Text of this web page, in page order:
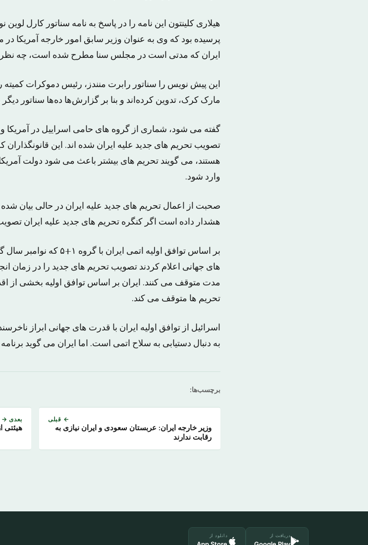
هیلاری کلینتون این نامه را در پاسخ به نامه سناتور کارل
پرسیده بود که وی به عنوان وزیر سابق امور خارجه آمریکا
ایران که مدتی است در مجلس سنا مطرح شده است، چه
این پیش نویس را سناتور رابرت منندز، رئیس دموکرات
مارک کرک، تدوین کرده‌اند و بنا بر گزارش‌ها ده‌ها سناتور
گفته می شود، شماری از گروه های حامی اسراییل در آمریکا و
تصویب تحریم های جدید علیه ایران شده اند. این
هستند، می گویند تحریم های بیشتر باعث می شود دولت آمریکا
وارد شود.
صحبت از اعمال تحریم های جدید علیه ایران در حالی بیان
هشدار داده است اگر کنگره تحریم های جدید علیه ایران تصویب
بر اساس توافق اولیه اتمی
های جهانی اعلام کردند تصویب تحریم های جدید را در زمان
مدت متوقف می کنند. ایران بر اساس توافق اولیه بخشی از
تحریم ها متوقف می کند.
اسرائیل از توافق اولیه ایران با قدرت های جهانی ابراز
به دنبال دستیابی به سلاح اتمی است. اما ایران می گوید
برچسب‌ها:
← قبلی
وزیر خارجه ایران: عربستان سعودی و ایران نیازی به
رقابت ندارند
بعدی →
هیئتی از ۱۰۰ شرکت فرانسوی در
دریافت از دانلود از